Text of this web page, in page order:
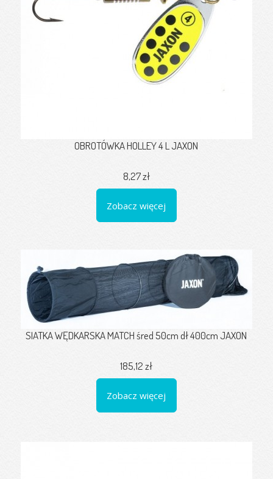
OBROTÓWKA HOLLEY 4 L JAXON
8,27 zł
Zobacz więcej
SIATKA WĘDKARSKA MATCH śred 50cm dł 400cm JAXON
185,12 zł
Zobacz więcej